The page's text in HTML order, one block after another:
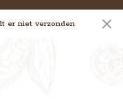
er niet verzonden